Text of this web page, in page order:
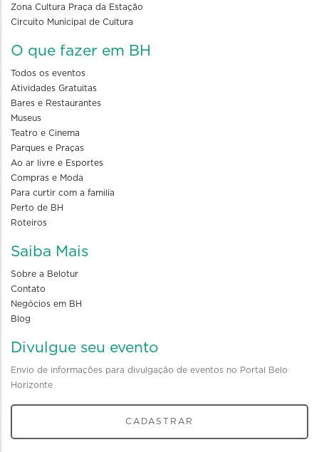
Zona Cultura Praça da Estação
Circuito Municipal de Cultura
O que fazer em BH
Todos os eventos
Atividades Gratuitas
Bares e Restaurantes
Museus
Teatro e Cinema
Parques e Praças
Ao ar livre e Esportes
Compras e Moda
Para curtir com a familia
Perto de BH
Roteiros
Saiba Mais
Sobre a Belotur
Contato
Negócios em BH
Blog
Divulgue seu evento
Envio de informações para divulgação de eventos no Portal Belo
Horizonte
CADASTRAR